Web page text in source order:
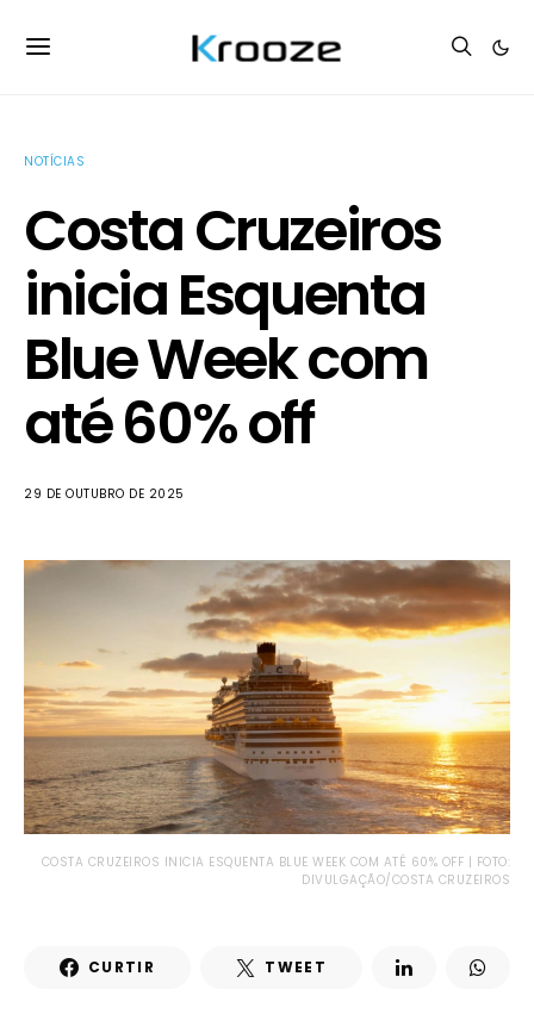
NOTÍCIAS
Costa Cruzeiros
inicia Esquenta
Blue Week com
até 60% off
29 DE OUTUBRO DE 2025
COSTA CRUZEIROS INICIA ESQUENTA BLUE WEEK COM ATÉ 60% OFF | FOTO:
DIVULGAÇÃO/COSTA CRUZEIROS
CURTIR TWEET